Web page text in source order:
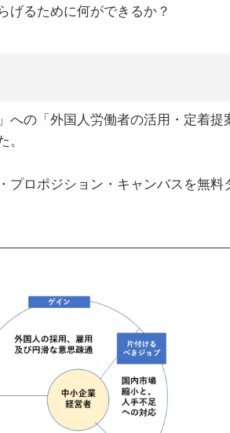
げるために何ができるか？
への「外国人労働者の活用・定着
。
プロポジション・キャンバスを無